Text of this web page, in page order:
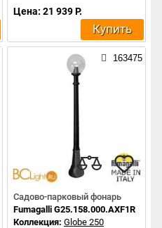
Цена: 21 939 Р.
Купить
163475
Садово-парковый фонарь
Fumagalli G25.158.000.AXF1R
Коллекция: Globe 250